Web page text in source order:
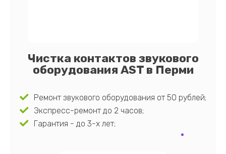
Чистка контактов звукового
оборудования AST в Перми
Ремонт звукового оборудования от 50 рублей;
Экспресс-ремонт до 2 часов;
Гарантия - до 3-х лет;